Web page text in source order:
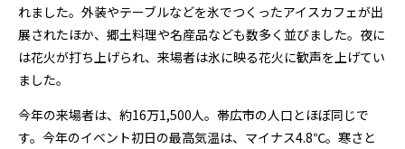
れました。外装やテーブルなどを氷でつくったアイスカフェが出
展されたほか、郷土料理や名産品なども数多く並びました。夜に
は花火が打ち上げられ、来場者は氷に映る花火に歓声を上げてい
ました。
今年の来場者は、約16万1,500人。帯広市の人口とほぼ同じで
す。今年のイベント初日の最高気温は、マイナス4.8℃。寒さと